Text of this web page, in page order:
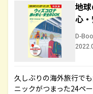
地
心
D-
久しぶりの海外旅行で
ニックがつまった24ペ